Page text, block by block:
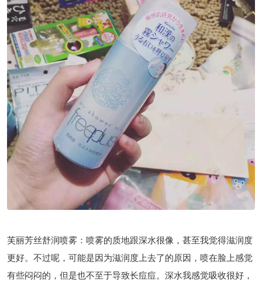
芙丽芳丝舒润喷雾：喷雾的质地跟深水很像，甚至我觉得滋润度
更好。不过呢，可能是因为滋润度上去了的原因，喷在脸上感觉
有些闷闷的，但是也不至于导致长痘痘。深水我感觉吸收很好，